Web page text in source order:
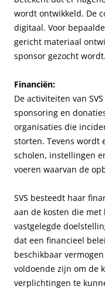
wordt ontwikkeld. De
digitaal. Voor
gericht materiaal
sponsor gezocht wordt.
Financiën:
De activiteiten van
sponsoring en
organisaties die
storten. Tevens wordt
scholen, instellingen
voeren waarvan de
SVS besteedt haar
aan de kosten die
vastgelegde
dat een financieel
beschikbaar
voldoende zijn om de
verplichtingen te